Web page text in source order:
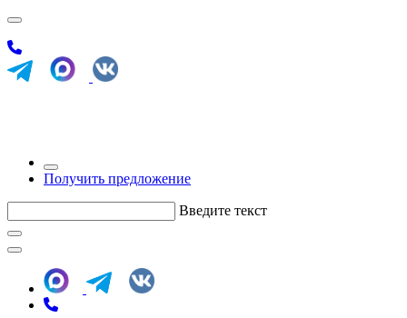
Получить предложение
Введите текст